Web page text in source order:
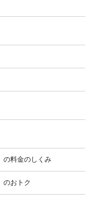
の料金のしくみ
のおトク